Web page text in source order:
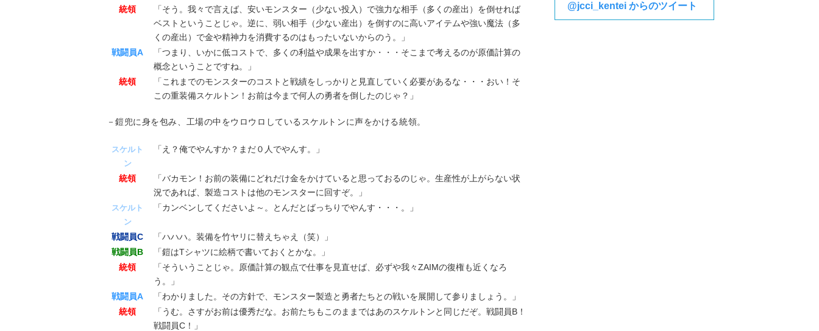
統領
「そう。我々で言えば、安いモンスター（少ない投入）で強力な相手（多くの産出）を倒せれば
ベストということじゃ。逆に、弱い相手（少ない産出）を倒すのに高いアイテムや強い魔法（多
くの産出）で金や精神力を消費するのはもったいないからのう。」
戦闘員A
「つまり、いかに低コストで、多くの利益や成果を出すか・・・そこまで考えるのが原価計算の
概念ということですね。」
統領
「これまでのモンスターのコストと戦績をしっかりと見直していく必要があるな・・・おい！そ
この重装備スケルトン！お前は今まで何人の勇者を倒したのじゃ？」
－鎧兜に身を包み、工場の中をウロウロしているスケルトンに声をかける統領。
スケルト
ン
「え？俺でやんすか？まだ０人でやんす。」
統領
「バカモン！お前の装備にどれだけ金をかけていると思っておるのじゃ。生産性が上がらない状
況であれば、製造コストは他のモンスターに回すぞ。」
スケルト
ン
「カンベンしてくださいよ～。とんだとばっちりでやんす・・・。」
戦闘員C
「ハハハ。装備を竹ヤリに替えちゃえ（笑）」
戦闘員B
「鎧はTシャツに絵柄で書いておくとかな。」
統領
「そういうことじゃ。原価計算の観点で仕事を見直せば、必ずや我々ZAIMの復権も近くなろ
う。」
戦闘員A
「わかりました。その方針で、モンスター製造と勇者たちとの戦いを展開して参りましょう。」
統領
「うむ。さすがお前は優秀だな。お前たちもこのままではあのスケルトンと同じだぞ。戦闘員B！
戦闘員C！」
@jcci_kentei からのツイート